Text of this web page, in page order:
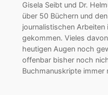
Gisela Seibt und Dr.
über 50 Büchern und
journalistischen
gekommen. Vieles
heutigen Augen noch
offenbar bisher noch
Buchmanuskripte